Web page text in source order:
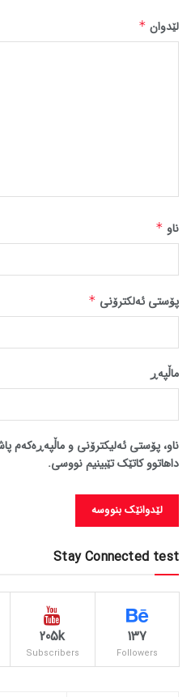
لێدوان *
ناو *
پۆستی ئەلکترۆنی *
ماڵپه‌ڕ
ناو، پۆستی ئەلیکترۆنی و ماڵپەڕەکەم
داهاتوو کاتێک تێبینیم نووسی.
Stay Connected test
137
Followers
205k
Subscribers